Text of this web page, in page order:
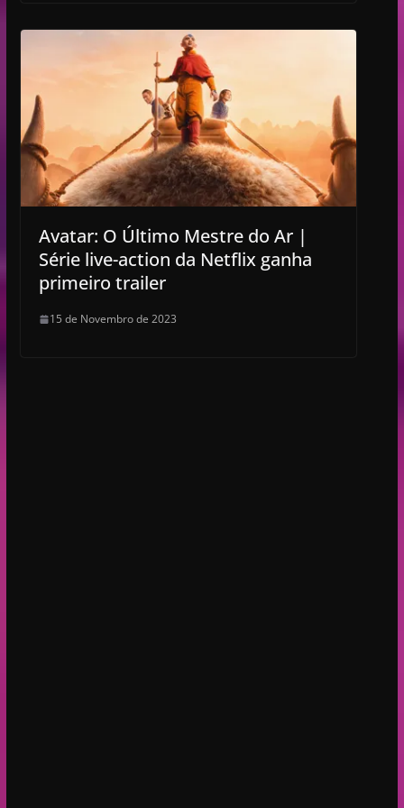
Avatar: O Último Mestre do Ar |
Série live-action da Netflix ganha
primeiro trailer
15 de Novembro de 2023